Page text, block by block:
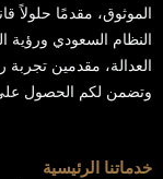
الموثوق، مقدمًا
النظام السعودي
العدالة، مقدمين
وتضمن لكم الحصول على
خدماتنا الرئيسية